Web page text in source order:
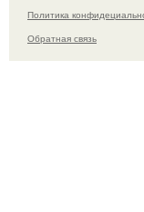
Политика
Обратная связь